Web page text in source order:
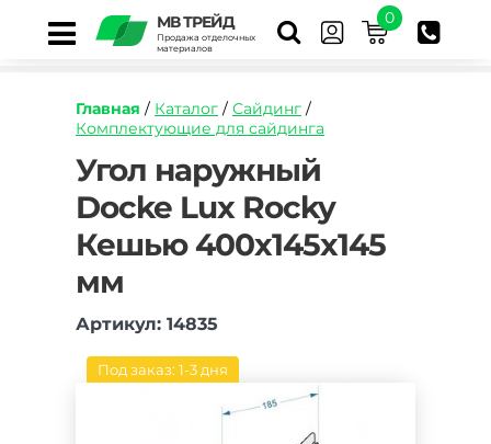
МВ ТРЕЙД
Продажа отделочных
материалов
0
Главная / Каталог / Сайдинг /
Комплектующие для сайдинга
https://mvtrade.ru/images/id/normal/ugol-
naruzhnyy-
docke-
lux-
rocky-
Угол наружный
Docke Lux Rocky
Кешью 400х145х145
мм
Артикул: 14835
Под заказ: 1-3 дня